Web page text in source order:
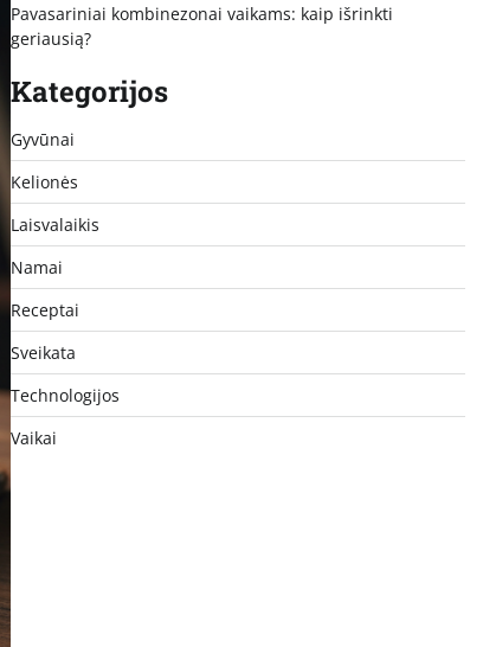
Pavasariniai kombinezonai vaikams: kaip išrinkti
geriausią?
Kategorijos
Gyvūnai
Kelionės
Laisvalaikis
Namai
Receptai
Sveikata
Technologijos
Vaikai